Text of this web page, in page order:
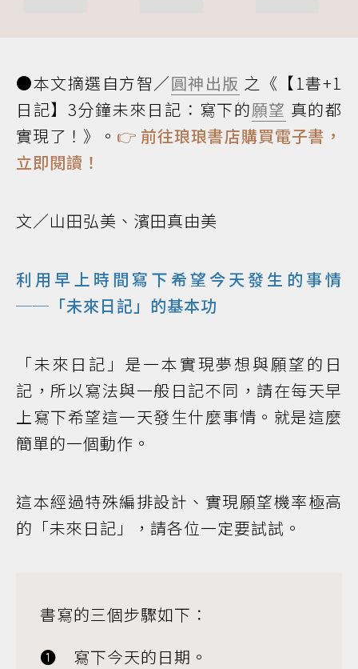
●本文摘選自方智／圓神出版 之《【1書+1
日記】3分鐘未來日記：寫下的願望 真的都
實現了！》。 👉 前往琅琅書店購買電子書，
立即閱讀！
文／山田弘美、濱田真由美
利用早上時間寫下希望今天發生的事情
──「未來日記」的基本功
「未來日記」是一本實現夢想與願望的日
記，所以寫法與一般日記不同，請在每天早
上寫下希望這一天發生什麼事情。就是這麼
簡單的一個動作。
這本經過特殊編排設計、實現願望機率極高
的「未來日記」，請各位一定要試試。
書寫的三個步驟如下：
➊ 寫下今天的日期。